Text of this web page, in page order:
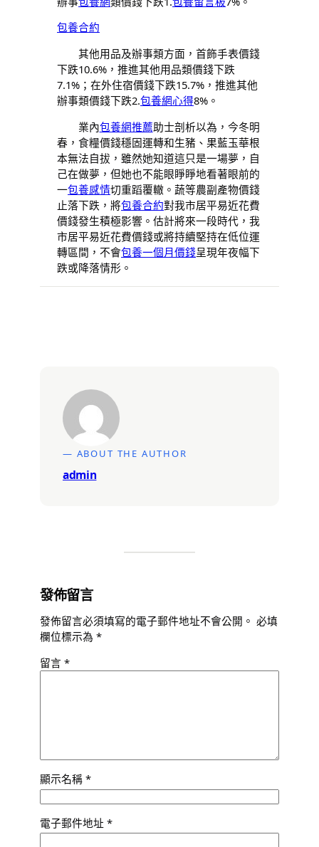
包養合約
其他用品及辦事類方面，首飾手表價錢
下跌10.6%，推進其他用品類價錢下跌
7.1%；在外住宿價錢下跌15.7%，推進其他
辦事類價錢下跌2.包養網心得8%。
業內包養網推薦助士剖析以為，今冬明
春，食糧價錢穩固運轉和生豬、果藍玉華根
本無法自拔，雖然她知道這只是一場夢，自
己在做夢，但她也不能眼睜睜地看著眼前的
一包養感情切重蹈覆轍。蔬等農副產物價錢
止落下跌，將包養合約對我市居平易近花費
價錢發生積極影響。估計將來一段時代，我
市居平易近花費價錢或將持續堅持在低位運
轉區間，不會包養一個月價錢呈現年夜幅下
跌或降落情形。
— ABOUT THE AUTHOR
admin
發佈留言
發佈留言必須填寫的電子郵件地址不會公開。 必填
欄位標示為 *
留言 *
顯示名稱 *
電子郵件地址 *